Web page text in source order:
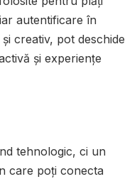
autentificare în
creativ, pot deschide
și experiențe
tehnologic, ci un
care poți conecta